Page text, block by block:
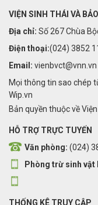
VIỆN SINH THÁI VÀ
Địa chỉ: Số 267 Chùa
Điện thoại:(024) 3852
Email: vienbvct@vnn.vn
Mọi thông tin sao chép
Wip.vn
Bản quyền thuộc về
HỖ TRỢ TRỰC TUYẾN
Văn phòng: (024)
Phòng trừ sinh vật
THỐNG KÊ TRUY CẬP